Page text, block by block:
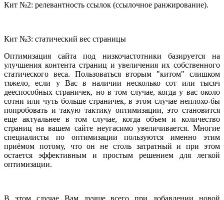
Кит №2: релевантность ссылок (ссылочное ранжирование).
Кит №3: статический вес страницы
Оптимизация сайта под низкочастотники базируется на
улучшения контента страниц и увеличения их собственного
статического веса. Пользоваться вторым "китом" слишком
тяжело, если у Вас в наличии несколько сот или тысяч
дееспособных страничек, но в том случае, когда у вас около
сотни или чуть больше страничек, в этом случае неплохо-бы
попробовать и такую тактику оптимизации, это становится
еще актуальнее в том случае, когда объем и количество
страниц на вашем сайте неугасимо увеличивается. Многие
специалисты по оптимизации пользуются именно этим
приёмом потому, что он не столь затратный и при этом
остается эффективным и простым решением для легкой
оптимизации.
В этом случае Вам лучше всего при добавлении новой